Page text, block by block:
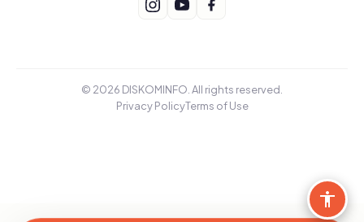
© 2026 DISKOMINFO. All rights reserved.
Privacy PolicyTerms of Use